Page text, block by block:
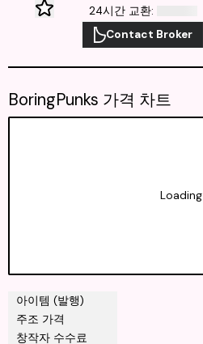
24시간 교환:
Contact Broker
아이템 (발행)
주조 가격
창작자 수수료
BoringPunks 가격 차트
Loading